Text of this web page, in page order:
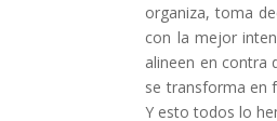
organiza, toma
con la mejor
alineen en contra
se transforma en
Y esto todos lo